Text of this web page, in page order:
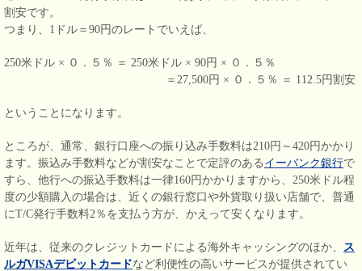
割安です。
つまり、1ドル＝90円のレートでいえば、
250米ドル × ０．５％ ＝ 250米ドル × 90円 × ０．５％
＝27,500円 × ０．５％ ＝ 112.5円割安
ということになります。
ところが、通常、銀行口座への振り込み手数料は210円～420円かかり
ます。振込み手数料などが割安なことで定評のある イーバンク銀行で
すら、他行への振込手数料は一律160円かかりますから、250米ドル程
度の少額購入の場合は、近くの銀行窓口や外貨取り扱い店舗で、普通
にT/C発行手数料2％を支払う方が、かえって安くなります。
近年は、従来のクレジットカードによる海外キャッシングのほか、
ス
ルガVISAデビットカードなど利便性の高いサービスが提供されてい